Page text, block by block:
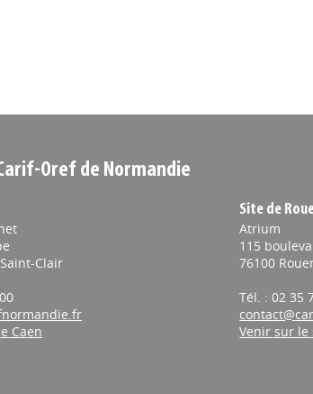
Oref de Normandie
Clair
Caen
Site de
Atrium
115
76100
Tél. : 02 35
Venir sur le